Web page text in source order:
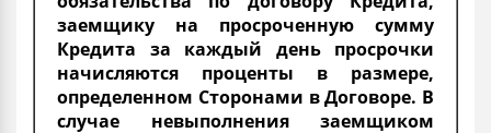
заемщику на просроченную сумму
Кредита за каждый день просрочки
начисляются проценты в размере,
определенном Сторонами в Договоре. В
случае невыполнения заемщиком